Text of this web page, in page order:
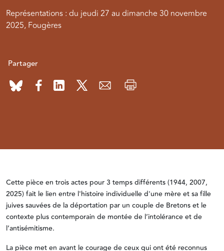
Représentations : du jeudi 27 au dimanche 30 novembre
2025, Fougères
Partager
Cette pièce en trois actes pour 3 temps différents (1944, 2007,
2025) fait le lien entre l'histoire individuelle d'une mère et sa fille
juives sauvées de la déportation par un couple de Bretons et le
contexte plus contemporain de montée de l’intolérance et de
l’antisémitisme.
La pièce met en avant le courage de ceux qui ont été reconnus